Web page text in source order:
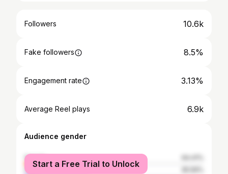
Followers 10.6k
Fake followers 8.5%
Engagement rate 3.13%
Average Reel plays 6.9k
Audience gender
female
male
Start a Free Trial to Unlock